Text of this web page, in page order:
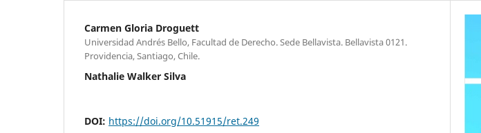
Carmen Gloria Droguett
Universidad Andrés Bello, Facultad de Derecho. Sede Bellavista. Bellavista 0121.
Providencia, Santiago, Chile.
Nathalie Walker Silva
DOI: https://doi.org/10.51915/ret.249